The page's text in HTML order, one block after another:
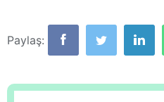
Paylaş: